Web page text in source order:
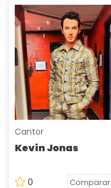
Cantor
Kevin Jonas
0 Comparar